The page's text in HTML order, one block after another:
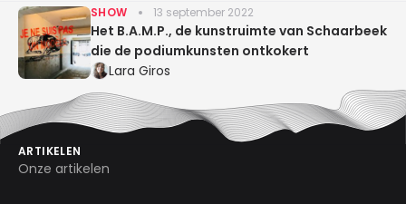
SHOW 13 september 2022
Het B.A.M.P., de kunstruimte van Schaarbeek
die de podiumkunsten ontkokert
Lara Giros
ARTIKELEN
Onze artikelen